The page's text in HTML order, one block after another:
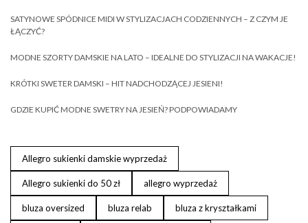
SATYNOWE SPÓDNICE MIDI W STYLIZACJACH CODZIENNYCH – Z CZYM JE
ŁĄCZYĆ?
MODNE SZORTY DAMSKIE NA LATO – IDEALNE DO STYLIZACJI NA WAKACJE!
KRÓTKI SWETER DAMSKI – HIT NADCHODZĄCEJ JESIENI!
GDZIE KUPIĆ MODNE SWETRY NA JESIEŃ? PODPOWIADAMY
Allegro sukienki damskie wyprzedaż
Allegro sukienki do 50 zł allegro wyprzedaż
bluza oversized bluza relab bluza z kryształkami